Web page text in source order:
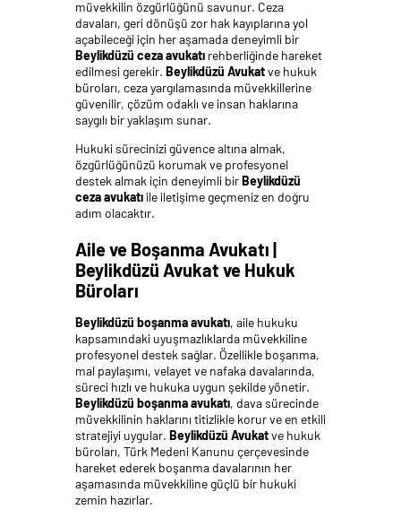
müvekkilin özgürlüğünü savunur. Ceza
davaları, geri dönüşü zor hak kayıplarına yol
açabileceği için her aşamada deneyimli bir
Beylikdüzü ceza avukatı rehberliğinde hareket
edilmesi gerekir. Beylikdüzü Avukatve hukuk
büroları, ceza yargılamasında müvekkillerine
güvenilir, çözüm odaklı ve insan haklarına
saygılı bir yaklaşım sunar.
Hukuki sürecinizi güvence altına almak,
özgürlüğünüzü korumak ve profesyonel
destek almak için deneyimli birBeylikdüzü
ceza avukatıile iletişime geçmeniz en doğru
adım olacaktır.
Aile ve Boşanma Avukatı |
Beylikdüzü Avukat ve Hukuk
Büroları
Beylikdüzü boşanma avukatı, aile hukuku
kapsamındaki uyuşmazlıklarda müvekkiline
profesyonel destek sağlar. Özellikle boşanma,
mal paylaşımı, velayet ve nafaka davalarında,
süreci hızlı ve hukuka uygun şekilde yönetir.
Beylikdüzü boşanma avukatı, dava sürecinde
müvekkilinin haklarını titizlikle korur ve en etkili
stratejiyi uygular. Beylikdüzü Avukatve hukuk
büroları, Türk Medeni Kanunu çerçevesinde
hareket ederek boşanma davalarının her
aşamasında müvekkiline güçlü bir hukuki
zemin hazırlar.